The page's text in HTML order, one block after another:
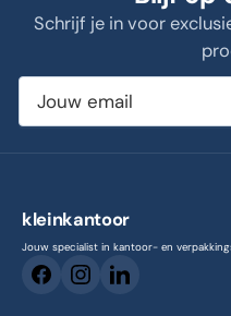
Schrijf je in voor
Jouw
email
kleinkantoor
Jouw specialist in kantoor- en